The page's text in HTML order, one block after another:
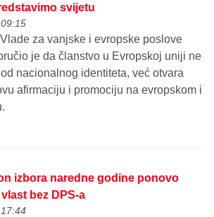
svijetu
za vanjske i evropske poslove
je da članstvo u Evropskoj uniji ne
nacionalnog identiteta, već otvara
afirmaciju i promociju na evropskom i
izbora naredne godine ponovo
bez DPS-a